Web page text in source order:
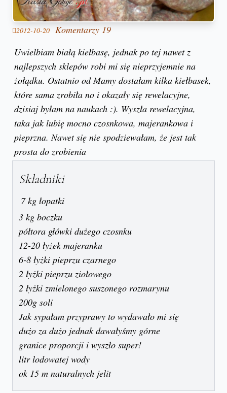
2012-10-20 Komentarzy 19
Uwielbiam białą kiełbasę, jednak po tej nawet z
najlepszych sklepów robi mi się nieprzyjemnie na
żołądku. Ostatnio od Mamy dostałam kilka kiełbasek,
które sama zrobiła no i okazały się rewelacyjne,
dzisiaj byłam na naukach :). Wyszła rewelacyjna,
taka jak lubię mocno czosnkowa, majerankowa i
pieprzna. Nawet się nie spodziewałam, że jest tak
prosta do zrobienia
Składniki
7 kg łopatki
3 kg boczku
półtora główki dużego czosnku
12-20 łyżek majeranku
6-8 łyżki pieprzu czarnego
2 łyżki pieprzu ziołowego
2 łyżki zmielonego suszonego rozmarynu
200g soli
Jak sypałam przyprawy to wydawało mi się
dużo za dużo jednak dawałyśmy górne
granice proporcji i wyszło super!
litr lodowatej wody
ok 15 m naturalnych jelit